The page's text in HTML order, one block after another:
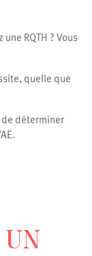
RQTH ? Vous
quelle que
déterminer